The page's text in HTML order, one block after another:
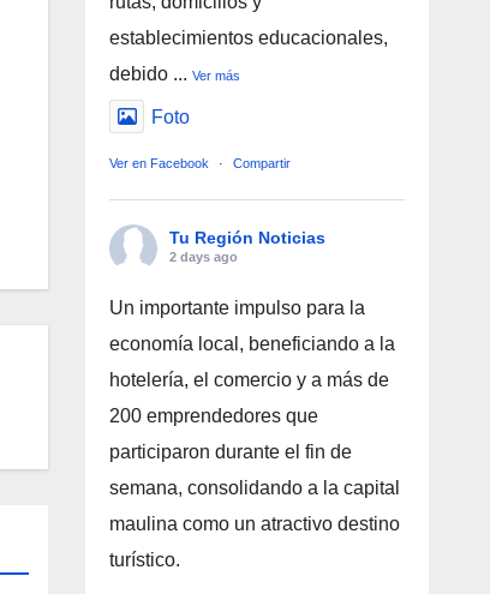
establecimientos educacionales,
debido ... Ver más
Foto
Ver en Facebook · Compartir
Tu Región Noticias
2 days ago
Un importante impulso para la
economía local, beneficiando a la
hotelería, el comercio y a más de
200 emprendedores que
participaron durante el fin de
semana, consolidando a la capital
maulina como un atractivo destino
turístico.